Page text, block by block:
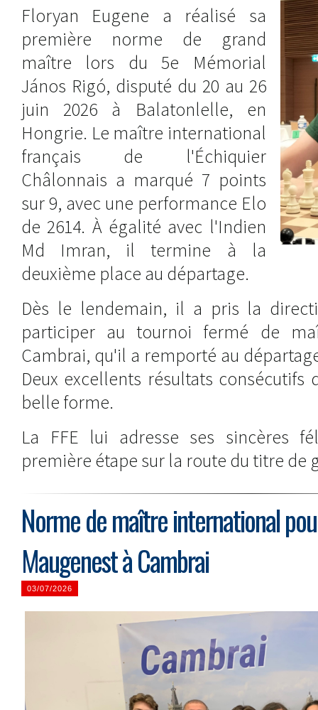
Floryan Eugene a réalisé sa
première norme de grand
maître lors du 5e Mémorial
János Rigó, disputé du 20 au 26
juin 2026 à Balatonlelle, en
Hongrie. Le maître international
français de l'Échiquier
Châlonnais a marqué 7 points
sur 9, avec une performance Elo
de 2614. À égalité avec l'Indien
Md Imran, il termine à la
deuxième place au départage.
Dès le lendemain, il a pris la
participer au tournoi fermé de
Cambrai, qu'il a remporté au
Deux excellents résultats
belle forme.
La FFE lui adresse ses sincères
première étape sur la route du titre de
Norme de maître international
Maugenest à Cambrai
03/07/2026